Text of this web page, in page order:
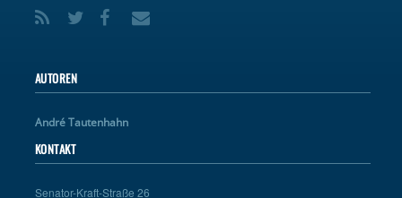
AUTOREN
André Tautenhahn
KONTAKT
Senator-Kraft-Straße 26